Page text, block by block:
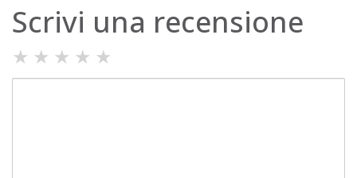
Scrivi una recensione
★ ★ ★ ★ ★